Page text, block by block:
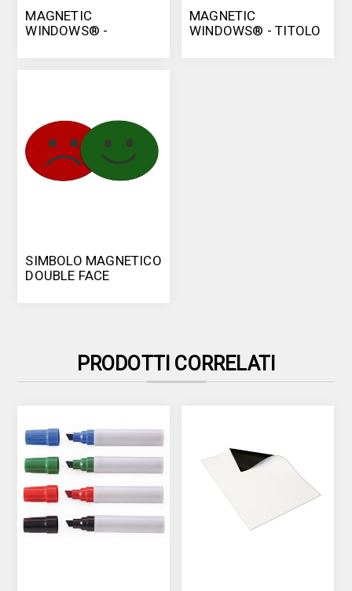
MAGNETIC
WINDOWS® -
MAGNETIC
WINDOWS® - TITOLO
SIMBOLO MAGNETICO
DOUBLE FACE
PRODOTTI CORRELATI